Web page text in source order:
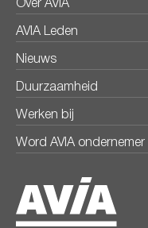
Over AVIA
AVIA Leden
Nieuws
Duurzaamheid
Werken bij
Word AVIA ondernemer